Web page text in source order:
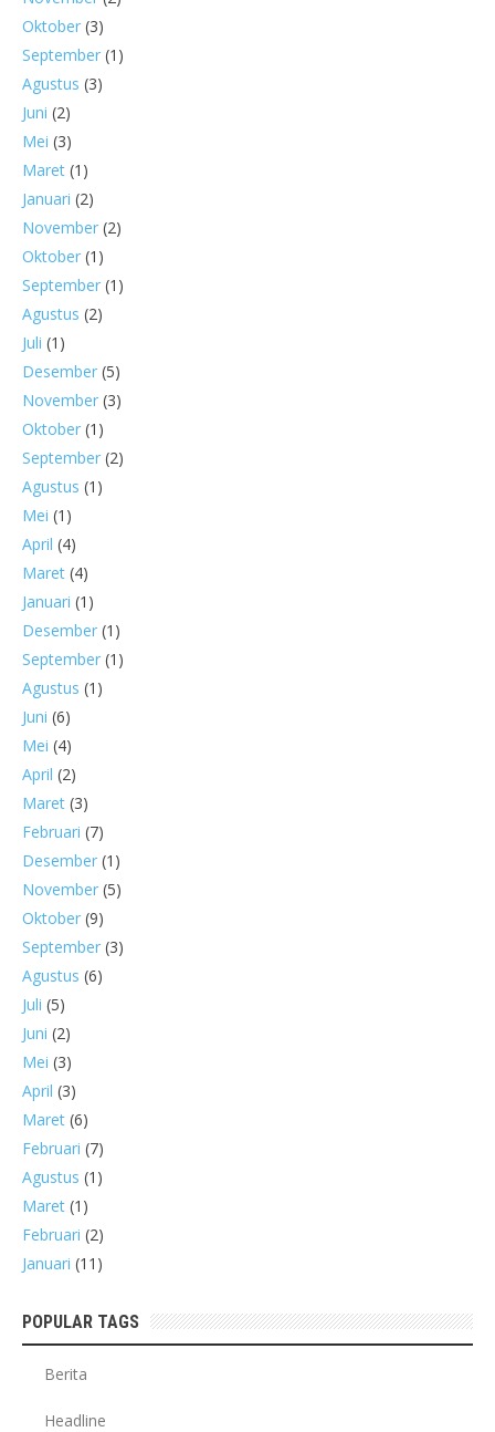
Oktober (3)
September (1)
Agustus (3)
Juni (2)
Mei (3)
Maret (1)
Januari (2)
November (2)
Oktober (1)
September (1)
Agustus (2)
Juli (1)
Desember (5)
November (3)
Oktober (1)
September (2)
Agustus (1)
Mei (1)
April (4)
Maret (4)
Januari (1)
Desember (1)
September (1)
Agustus (1)
Juni (6)
Mei (4)
April (2)
Maret (3)
Februari (7)
Desember (1)
November (5)
Oktober (9)
September (3)
Agustus (6)
Juli (5)
Juni (2)
Mei (3)
April (3)
Maret (6)
Februari (7)
Agustus (1)
Maret (1)
Februari (2)
Januari (11)
POPULAR TAGS
Berita
Headline